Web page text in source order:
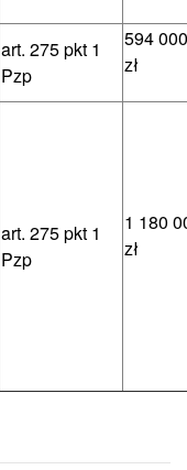
art. 275 pkt 1
Pzp
594
zł
art. 275 pkt 1
Pzp
1 180
zł